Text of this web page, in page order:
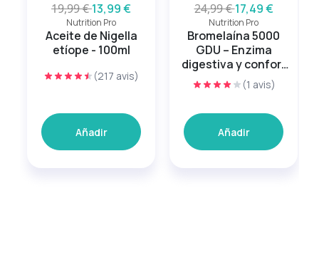
19,99 €13,99 €
Nutrition Pro
Aceite de Nigella
etíope - 100ml
(217 avis)
Añadir
24,99 €17,49 €
Nutrition Pro
Bromelaína 5000
GDU – Enzima
digestiva y confort
articular(1 avis)
Añadir